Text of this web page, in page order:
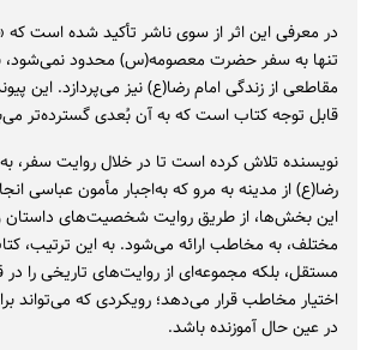
در معرفی این اثر از سوی ناشر تأکید شده است
تنها به سفر حضرت معصومه(س) محدود نمی‌شود،
مقاطعی از زندگی امام رضا(ع) نیز می‌پردازد. این
قابل توجه کتاب است که به آن بُعدی گسترده‌تر
نویسنده تلاش کرده است تا در خلال روایت سفر،
رضا(ع) از مدینه به مرو که به‌اجبار مأمون عباسی
این بخش‌ها، از طریق روایت شخصیت‌های داستان
مختلف، به مخاطب ارائه می‌شود. به این ترتیب،
مستقل، بلکه مجموعه‌ای از روایت‌های تاریخی را در
اختیار مخاطب قرار می‌دهد؛ رویکردی که می‌تواند
در عین حال آموزنده باشد.